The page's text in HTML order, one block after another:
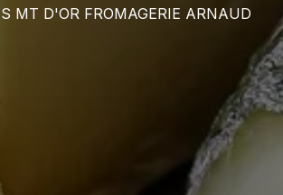
MT D'OR FROMAGERIE ARNAUD